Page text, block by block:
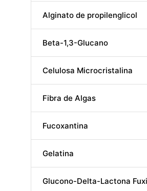
Alginato de propilenglicol
Beta-1,3-Glucano
Celulosa Microcristalina
Fibra de Algas
Fucoxantina
Gelatina
Glucono-Delta-Lactona